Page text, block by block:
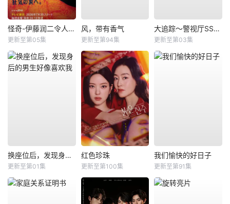
怪奇-伊藤润二令人彻夜难眠的奇异故事－
更新至第05集
风，带有香气
更新至第94集
大追踪〜警视厅SSBC强行犯系〜第二季
更新至第03集
换座位后，发现身后的男生好像喜欢我
更新至第01集
红色珍珠
更新至第100集
我们愉快的好日子
更新至第91集